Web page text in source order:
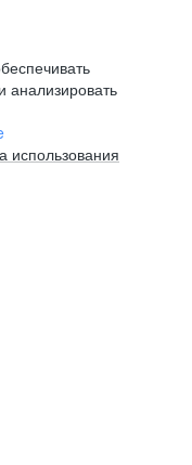
анализировать
использования